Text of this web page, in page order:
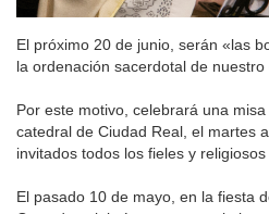
El próximo 20 de junio, serán «las
la ordenación sacerdotal de
Por este motivo, celebrará una
catedral de Ciudad Real, el martes
invitados todos los fieles y religiosos
El pasado 10 de mayo, en la fiesta